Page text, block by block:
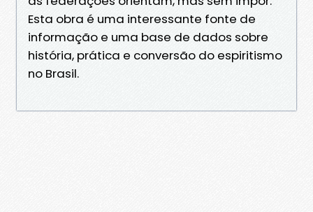
Esta obra é uma interessante fonte de
informação e uma base de dados sobre
história, prática e conversão do espiritismo
no Brasil.